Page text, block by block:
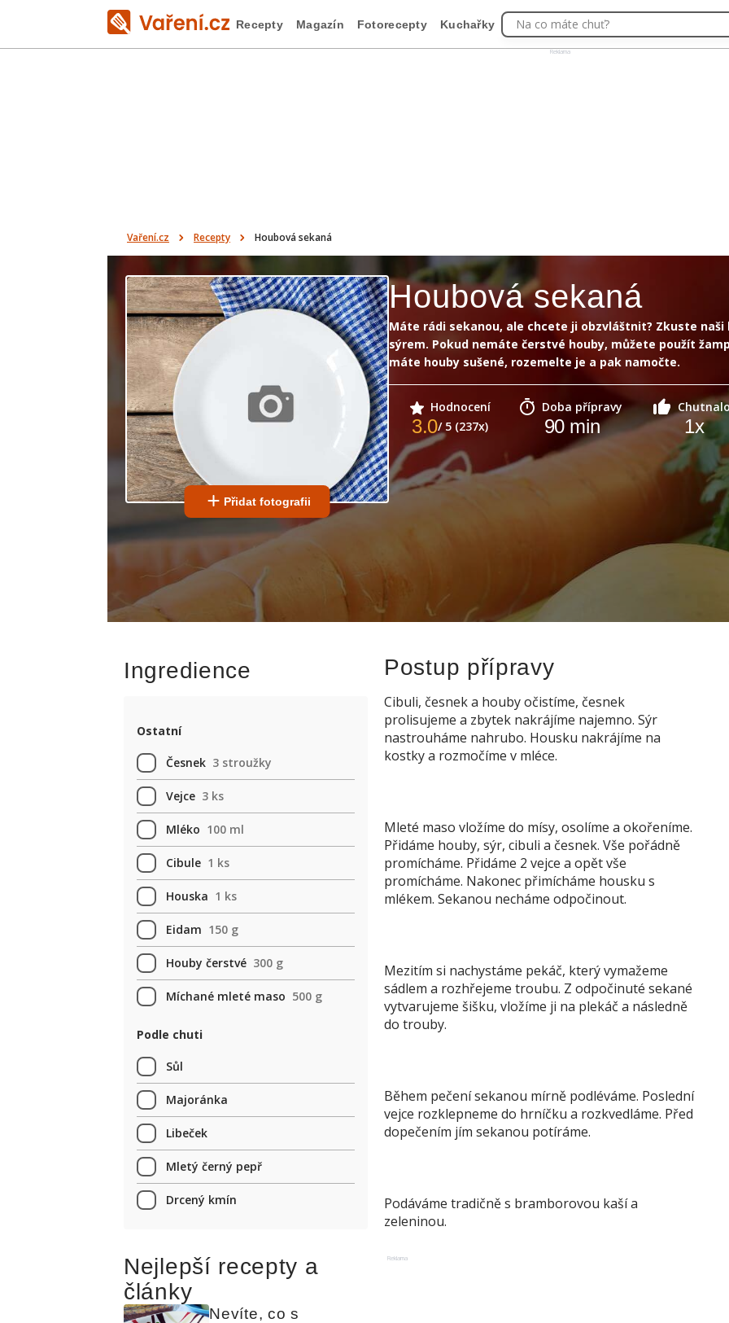
Reklama
Recepty Magazín Fotorecepty Kuchařky Na co máte chuť?
Vaření.cz Recepty Houbová sekaná
Přidat fotografii
Houbová sekaná
Máte rádi sekanou, ale chcete ji obzvláštnit? Zkuste naši
sýrem. Pokud nemáte čerstvé houby, můžete použít
máte houby sušené, rozemelte je a pak namočte.
Hodnocení
3.0/ 5 (237x)
Doba přípravy
90min 1x
Ingredience
Ostatní
Česnek 3 stroužky
Vejce 3 ks
Mléko 100 ml
Cibule 1 ks
Houska 1 ks
Eidam 150 g
Houby čerstvé 300 g
Míchané mleté maso 500 g
Podle chuti
Sůl
Majoránka
Libeček
Mletý černý pepř
Drcený kmín
Nejlepší recepty a
články
Nevíte, co s
Postup přípravy
Cibuli, česnek a houby očistíme, česnek
prolisujeme a zbytek nakrájíme najemno. Sýr
nastrouháme nahrubo. Housku nakrájíme na
kostky a rozmočíme v mléce.
Mleté maso vložíme do mísy, osolíme a okořeníme.
Přidáme houby, sýr, cibuli a česnek. Vše pořádně
promícháme. Přidáme 2 vejce a opět vše
promícháme. Nakonec přimícháme housku s
mlékem. Sekanou necháme odpočinout.
Mezitím si nachystáme pekáč, který vymažeme
sádlem a rozhřejeme troubu. Z odpočinuté sekané
vytvarujeme šišku, vložíme ji na plekáč a následně
do trouby.
Během pečení sekanou mírně podléváme. Poslední
vejce rozklepneme do hrníčku a rozkvedláme. Před
dopečením jím sekanou potíráme.
Podáváme tradičně s bramborovou kaší a
zeleninou.
Reklama